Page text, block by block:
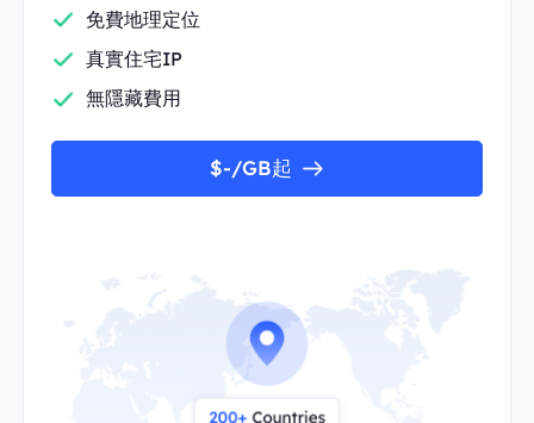
免費地理定位
真實住宅IP
無隱藏費用
$-/GB起